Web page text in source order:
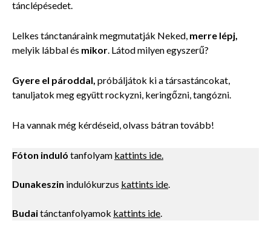
tánclépésedet.
Lelkes tánctanáraink megmutatják Neked, merre lépj,
melyik lábbal és mikor . Látod milyen egyszerű?
Gyere el pároddal, próbáljátok ki a társastáncokat,
tanuljatok meg együtt rockyzni, keringőzni, tangózni.
Ha vannak még kérdéseid, olvass bátran tovább!
Fóton induló tanfolyam kattints ide.
Dunakeszin indulókurzus kattints ide
Budaitánctanfolyamok kattints ide